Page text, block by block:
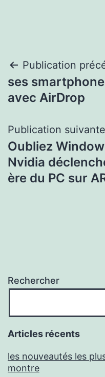
Navigation
de
Publication
ses
avec AirDrop
Publication suivante
Oubliez
Nvidia
ère du PC sur
Rechercher
Articles récents
les nouveautés les
montre